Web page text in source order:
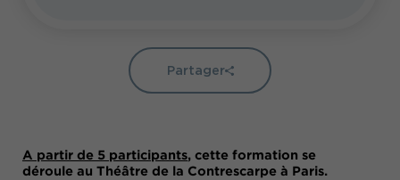
A partir de 5 participants, cette formation se
déroule au Théâtre de la Contrescarpe à Paris.
Partager